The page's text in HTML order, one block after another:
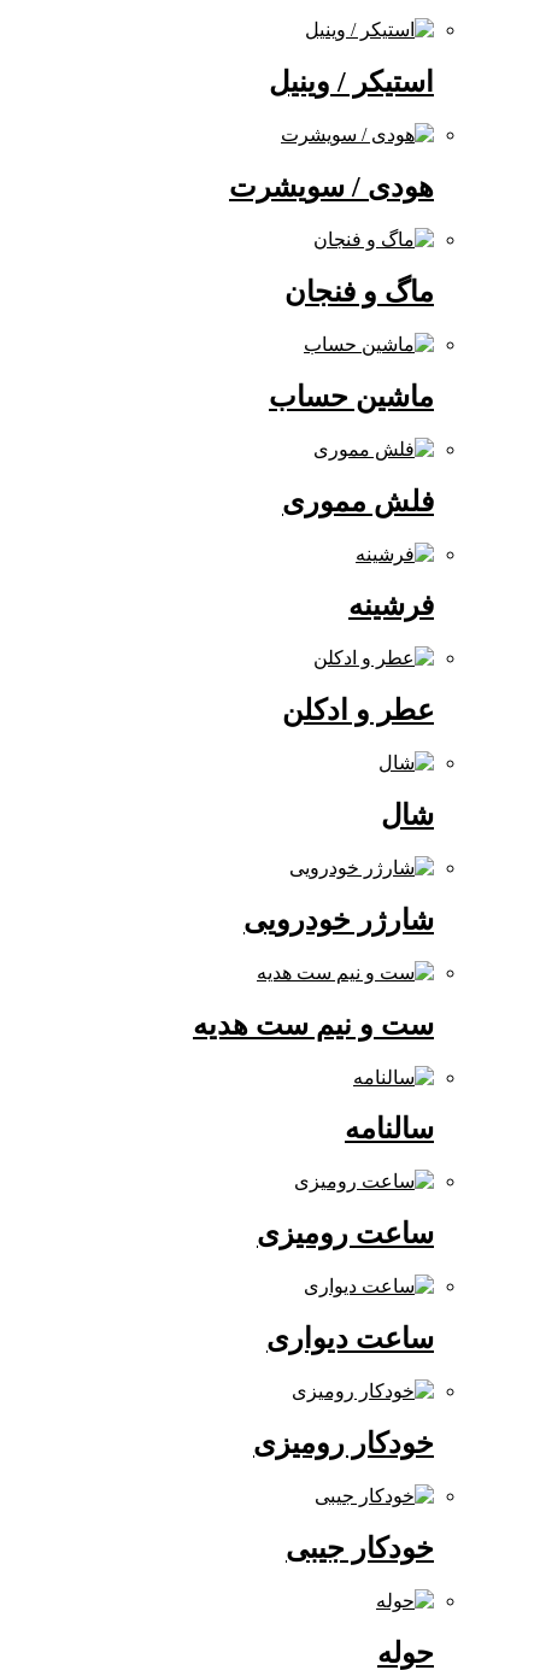
استیکر / وینیل
هودی / سویشرت
ماگ و فنجان
ماشین حساب
فلش مموری
عطر و ادکلن
شارژر خودرویی
ست و نیم ست هدیه
ساعت رومیزی
ساعت دیواری
خودکار رومیزی
خودکار جیبی